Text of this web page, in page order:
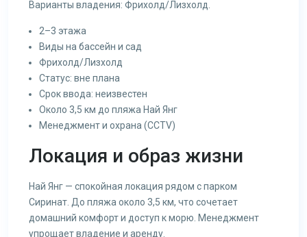
Варианты владения: Фрихолд/Лизхолд.
2–3 этажа
Виды на бассейн и сад
Фрихолд/Лизхолд
Статус: вне плана
Срок ввода: неизвестен
Около 3,5 км до пляжа Най Янг
Менеджмент и охрана (CCTV)
Локация и образ жизни
Най Янг — спокойная локация рядом с парком
Сиринат. До пляжа около 3,5 км, что сочетает
домашний комфорт и доступ к морю. Менеджмент
упрощает владение и аренду.